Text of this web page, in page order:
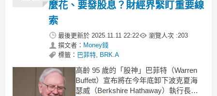
麼花、要發股息？財經界緊盯重要線
索
最後更新於 2025.11.11 22:22 瀏覽人次 :203
撰文者： Money錢
標籤： 巴菲特, BRK.A
高齡 95 歲的「股神」巴菲特（Warren
Buffett）宣布將在今年底卸下波克夏海
瑟威（Berkshire Hathaway）執行長職